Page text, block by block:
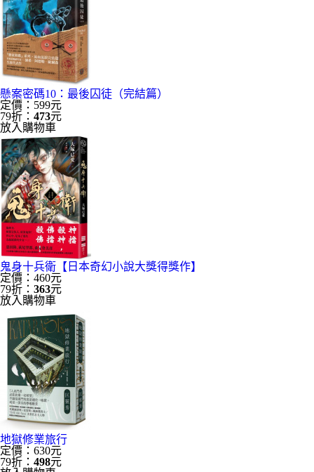
懸案密碼10：最後囚徒（完結篇）
定價：599元
79折： 473元
放入購物車
鬼身十兵衛【日本奇幻小說大獎得獎作】
定價：460元
79折： 363元
放入購物車
地獄修業旅行
定價：630元
79折： 498元